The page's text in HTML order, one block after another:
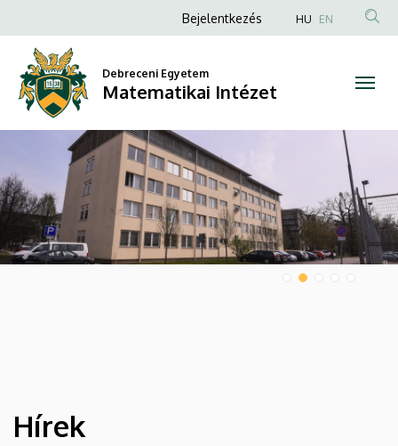
Intézet
Anonim
fiók
menüje
Bejelentkezés HU EN
Debreceni Egyetem
Matematikai Intézet
DIAVETÍTÉS
HÍREK
Hírek